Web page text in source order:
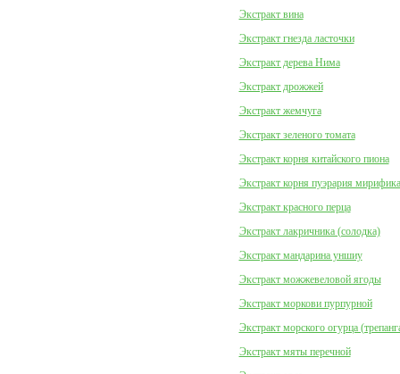
Экстракт вина
Экстракт гнезда ласточки
Экстракт дерева Нима
Экстракт дрожжей
Экстракт жемчуга
Экстракт зеленого томата
Экстракт корня китайского пиона
Экстракт корня пуэрария мирифика
Экстракт красного перца
Экстракт лакричника (солодка)
Экстракт мандарина уншиу
Экстракт можжевеловой ягоды
Экстракт моркови пурпурной
Экстракт морского огурца
Экстракт мяты перечной